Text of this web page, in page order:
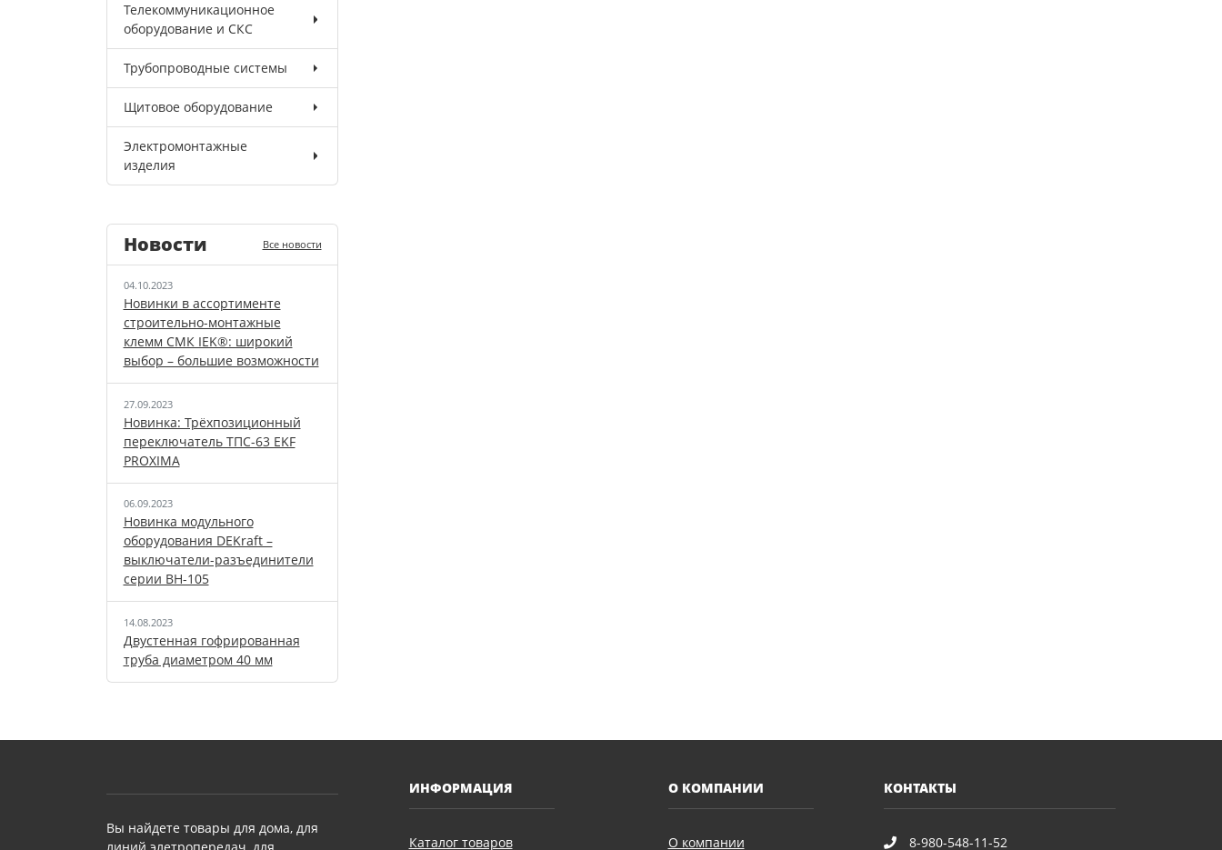
Телекоммуникационное
оборудование и СКС
Трубопроводные системы
Щитовое оборудование
Электромонтажные
изделия
Новости Все новости
04.10.2023
Новинки в ассортименте
строительно-монтажные
клемм СМК IEK®: широкий
выбор – большие возможности
27.09.2023
Новинка: Трёхпозиционный
переключатель ТПС-63 EKF
PROXIMA
06.09.2023
Новинка модульного
оборудования DEKraft –
выключатели-разъединители
серии ВН-105
14.08.2023
Двустенная гофрированная
труба диаметром 40 мм
Вы найдете товары для дома, для
ИНФОРМАЦИЯ
Каталог товаров
О КОМПАНИИ
О компании
КОНТАКТЫ
8-980-548-11-52